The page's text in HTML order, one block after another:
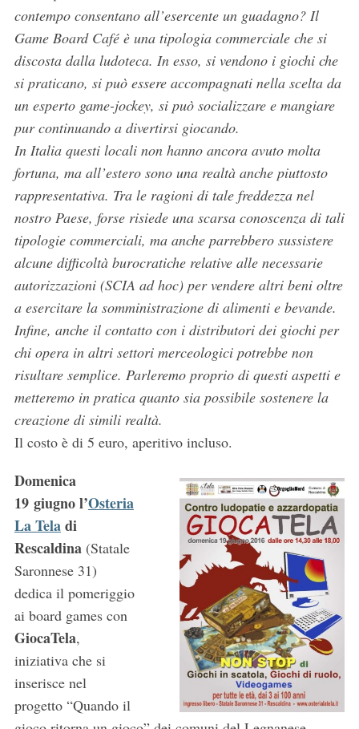
contempo consentano all’esercente un guadagno? Il
Game Board Café è una tipologia commerciale che si
discosta dalla ludoteca. In esso, si vendono i giochi che
si praticano, si può essere accompagnati nella scelta da
un esperto game-jockey, si può socializzare e mangiare
pur continuando a divertirsi giocando.
In Italia questi locali non hanno ancora avuto molta
fortuna, ma all’estero sono una realtà anche piuttosto
rappresentativa. Tra le ragioni di tale freddezza nel
nostro Paese, forse risiede una scarsa conoscenza di tali
tipologie commerciali, ma anche parrebbero sussistere
alcune difficoltà burocratiche relative alle necessarie
autorizzazioni (SCIA ad hoc) per vendere altri beni oltre
a esercitare la somministrazione di alimenti e bevande.
Infine, anche il contatto con i distributori dei giochi per
chi opera in altri settori merceologici potrebbe non
risultare semplice. Parleremo proprio di questi aspetti e
metteremo in pratica quanto sia possibile sostenere la
creazione di simili realtà.
Il costo è di 5 euro, aperitivo incluso.
Domenica
19 giugno l’Osteria
La Teladi
Rescaldina(Statale
Saronnese 31)
dedica il pomeriggio
ai board games con
GiocaTela,
iniziativa che si
inserisce nel
progetto “Quando il